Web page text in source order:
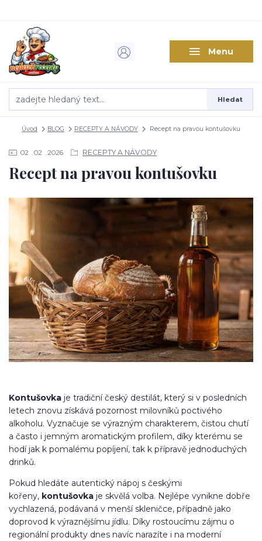
Menu
Hledat
Úvod BLOG RECEPTY A NÁVODY Recept na pravou kontušovku
02 02 2026 RECEPTY A NÁVODY
Recept na pravou kontušovku
Kontušovka je tradiční český destilát, který si v posledních
letech znovu získává pozornost milovníků poctivého
alkoholu. Vyznačuje se výrazným charakterem, čistou chutí
a často i jemným aromatickým profilem, díky kterému se
hodí jak k pomalému popíjení, tak k přípravě jednoduchých
drinků.
Pokud hledáte autentický nápoj s českými
kořeny, kontušovka je skvělá volba. Nejlépe vynikne dobře
vychlazená, podávaná v menší skleničce, případně jako
doprovod k výraznějšímu jídlu. Díky rostoucímu zájmu o
regionální produkty dnes navíc narazíte i na moderní